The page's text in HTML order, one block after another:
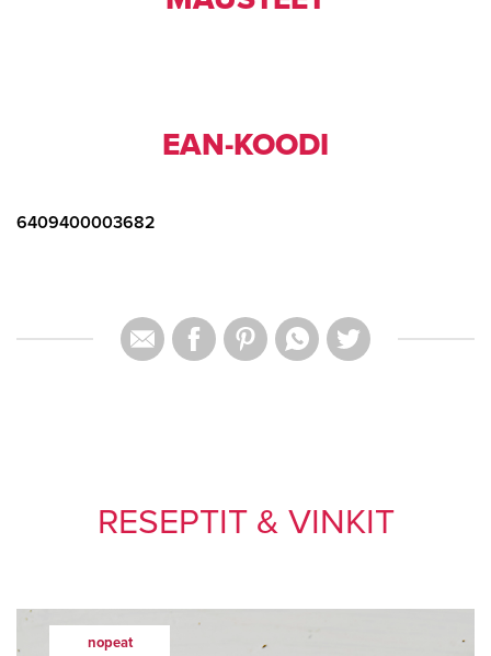
EAN-KOODI
6409400003682
RESEPTIT & VINKIT
nopeat